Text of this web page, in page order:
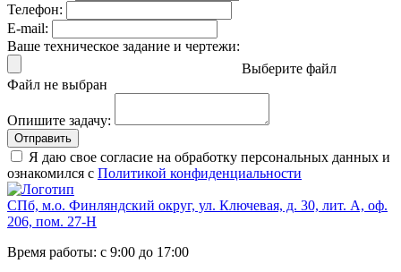
Телефон:
E-mail:
Ваше техническое задание и чертежи:
Выберите файл
Файл не выбран
Опишите задачу:
Отправить
Я даю свое согласие на обработку персональных данных и
ознакомился с Политикой конфиденциальности
СПб, м.о. Финляндский округ, ул. Ключевая, д. 30, лит. А, оф.
206, пом. 27-Н
Время работы: с 9:00 до 17:00